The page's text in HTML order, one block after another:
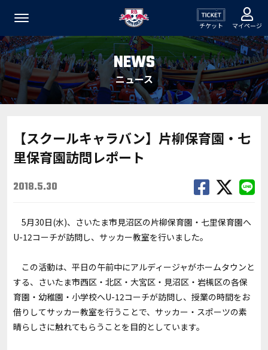
チケット マイページ
NEWS
ニュース
【スクールキャラバン】片柳保育園・七
里保育園訪問レポート
2018.5.30
5月30日(水)、さいたま市見沼区の片柳保育園・七里保育園へ
U-12コーチが訪問し、サッカー教室を行いました。
この活動は、平日の午前中にアルディージャがホームタウンと
する、さいたま市西区・北区・大宮区・見沼区・岩槻区の各保
育園・幼稚園・小学校へU-12コーチが訪問し、授業の時間をお
借りしてサッカー教室を行うことで、サッカー・スポーツの素
晴らしさに触れてもらうことを目的としています。